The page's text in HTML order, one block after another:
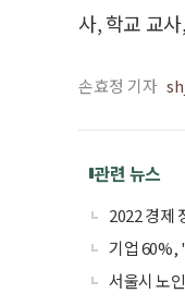
사, 학교 교
손효정 기자
관련 뉴스
2022 경제
기업 60%,
서울시 노